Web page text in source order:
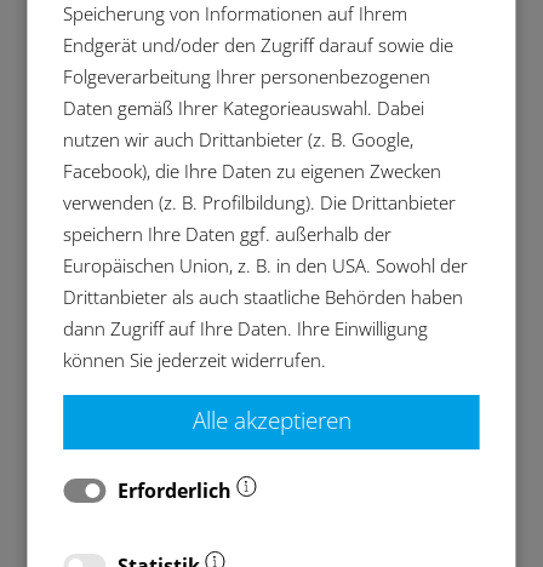
Instandhaltung und Neukomponenten-
Produktion von Bahnkomponenten spielt
nicht nur die zuverlässige Sauberkeit eine
wichtige Rolle. Auch das Thema
Energieeffizienz wird bei der
Reinigungstechnik immer bedeutender.
Für eine qualitäts- und termingerechte
Instandhaltung von Drehgestellen,
Radsätzen, Radlagern und Motoren ist eine
vorherige gründliche Reinigung unerlässlich.
Auch in der Neuproduktion von
Bahnkomponenten ist die Reinigung für
reibungslose Folgearbeiten wie z.B.
Lackierungen entscheidend.
Aber für die Planer von
Reinigungsprozessen steht auch die
Speicherung von Informationen auf Ihrem
Endgerät und/oder den Zugriff darauf sowie die
Folgeverarbeitung Ihrer personenbezogenen
Daten gemäß Ihrer Kategorieauswahl. Dabei
nutzen wir auch Drittanbieter (z. B. Google,
Facebook), die Ihre Daten zu eigenen Zwecken
verwenden (z. B. Profilbildung). Die Drittanbieter
speichern Ihre Daten ggf. außerhalb der
Europäischen Union, z. B. in den USA. Sowohl der
Drittanbieter als auch staatliche Behörden haben
dann Zugriff auf Ihre Daten. Ihre Einwilligung
können Sie jederzeit widerrufen.
Alle akzeptieren
Erforderlich